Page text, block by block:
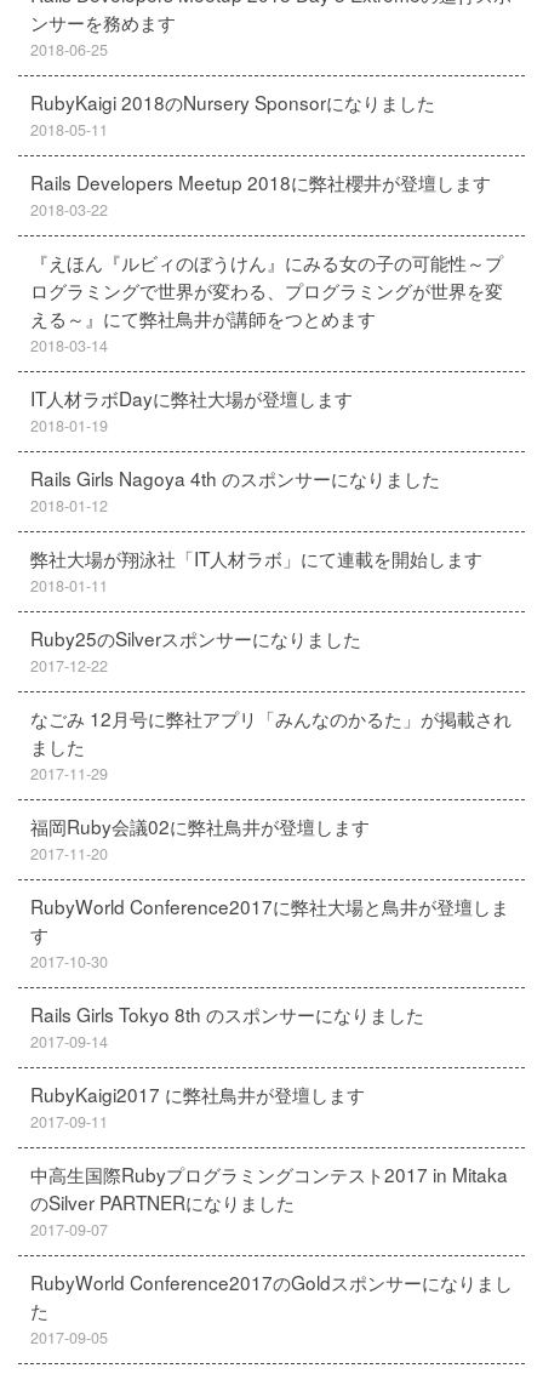
ンサーを務めます
2018-06-25
RubyKaigi 2018のNursery Sponsorになりました
2018-05-11
Rails Developers Meetup 2018に弊社櫻井が登壇します
2018-03-22
『えほん『ルビィのぼうけん』にみる女の子の可能性～プ
ログラミングで世界が変わる、プログラミングが世界を変
える～』にて弊社鳥井が講師をつとめます
2018-03-14
IT人材ラボDayに弊社大場が登壇します
2018-01-19
Rails Girls Nagoya 4th のスポンサーになりました
2018-01-12
弊社大場が翔泳社「IT人材ラボ」にて連載を開始します
2018-01-11
Ruby25のSilverスポンサーになりました
2017-12-22
なごみ 12月号に弊社アプリ「みんなのかるた」が掲載され
ました
2017-11-29
福岡Ruby会議02に弊社鳥井が登壇します
2017-11-20
RubyWorld Conference2017に弊社大場と鳥井が登壇しま
す
2017-10-30
Rails Girls Tokyo 8th のスポンサーになりました
2017-09-14
RubyKaigi2017 に弊社鳥井が登壇します
2017-09-11
中高生国際Rubyプログラミングコンテスト2017 in Mitaka
のSilver PARTNERになりました
2017-09-07
RubyWorld Conference2017のGoldスポンサーになりまし
た
2017-09-05